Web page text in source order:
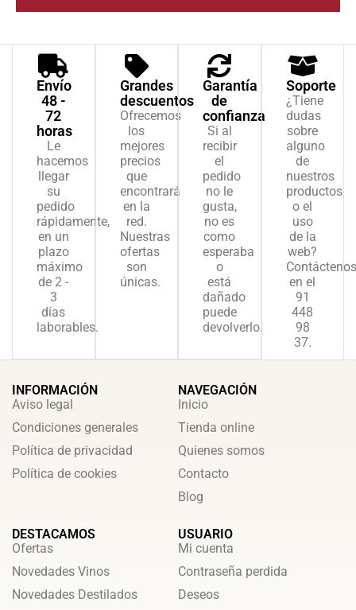
Envío
48 -
72
horas
Le
hacemos
llegar
su
pedido
rápidamente,
en un
plazo
máximo
de 2 -
3
días
laborables.
Grandes
descuentos
Ofrecemos
los
mejores
precios
que
encontrará
en la
red.
Nuestras
ofertas
son
únicas.
Garantía
de
confianza
Si al
recibir
el
pedido
no le
gusta,
no es
como
esperaba
o
está
dañado
puede
devolverlo.
Soporte
¿Tiene
dudas
sobre
alguno
de
nuestros
productos
o el
uso
de la
web?
Contáctenos
en el
91
448
98
37.
INFORMACIÓN
Aviso legal
Condiciones generales
Política de privacidad
Política de cookies
NAVEGACIÓN
Inicio
Tienda online
Quienes somos
Contacto
Blog
DESTACAMOS
Ofertas
Novedades Vinos
Novedades Destilados
USUARIO
Mi cuenta
Contraseña perdida
Deseos